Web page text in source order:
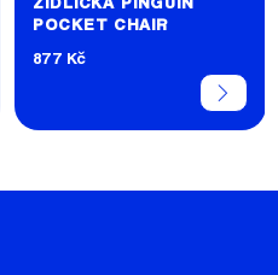
POCKET CHAIR
877 Kč